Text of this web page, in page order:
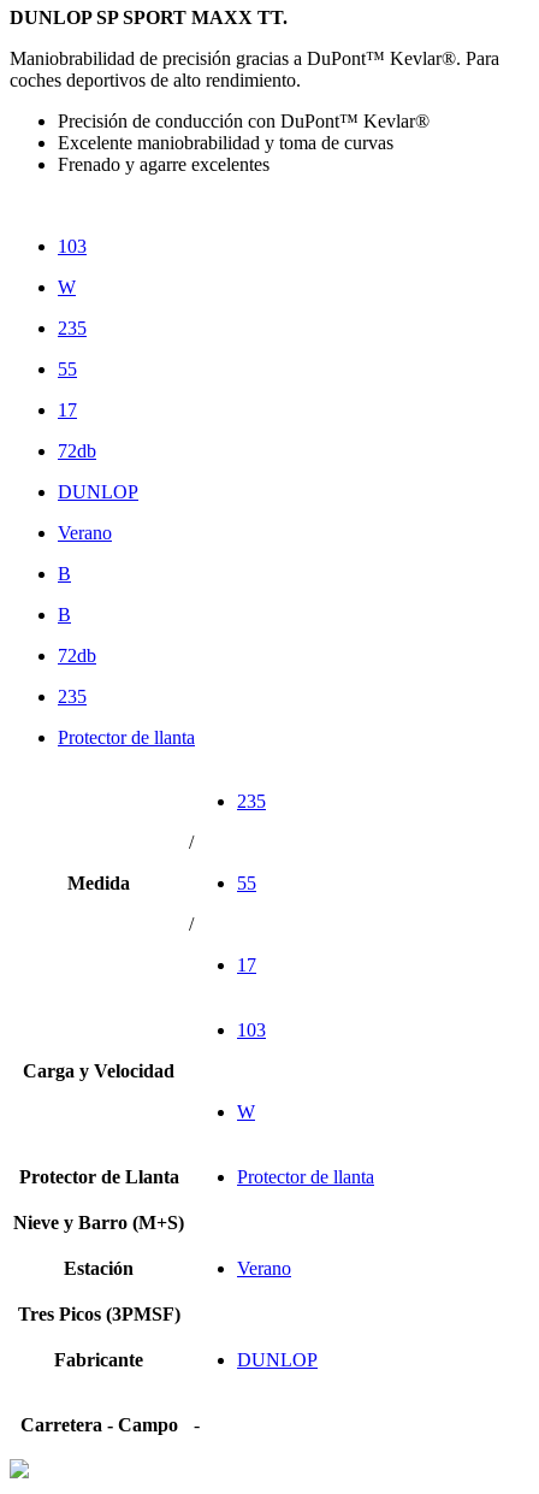
DUNLOP SP SPORT MAXX TT.
Maniobrabilidad de precisión gracias a DuPont™ Kevlar®. Para
coches deportivos de alto rendimiento.
Precisión de conducción con DuPont™ Kevlar®
Excelente maniobrabilidad y toma de curvas
Frenado y agarre excelentes
103
W
235
55
17
72db
DUNLOP
Verano
B
B
72db
235
Protector de llanta
Medida
235
/
55
/
17
Carga y Velocidad
103
W
Protector de Llanta Protector de llanta
Nieve y Barro (M+S)
Estación Verano
Tres Picos (3PMSF)
Fabricante DUNLOP
Carretera - Campo -